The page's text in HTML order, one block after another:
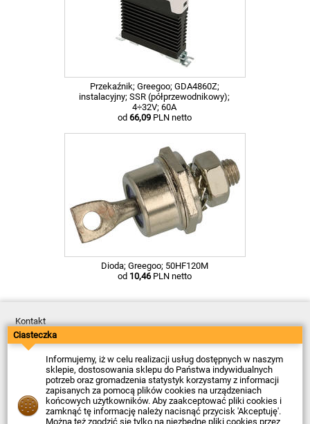
Przekaźnik; Greegoo; GDA4860Z;
instalacyjny; SSR (półprzewodnikowy);
4÷32V; 60A
od 66,09PLN netto
Dioda; Greegoo; 50HF120M
od 10,46PLN netto
Kontakt
Dostawa
Płatność
Zwroty
Reklamacje
Regulamin
Polityka Prywatności
O Firmie
Data ostatniej aktualizacji: 2026-08-07
Ciasteczka
Informujemy, iż w celu realizacji usług dostępnych w naszym
sklepie, dostosowania sklepu do Państwa indywidualnych
potrzeb oraz gromadzenia statystyk korzystamy z informacji
zapisanych za pomocą plików cookies na urządzeniach
końcowych użytkowników. Aby zaakceptować pliki cookies i
zamknąć tę informację należy nacisnąć przycisk 'Akceptuję'.
Można też zgodzić się tylko na niezbędne pliki cookies przez